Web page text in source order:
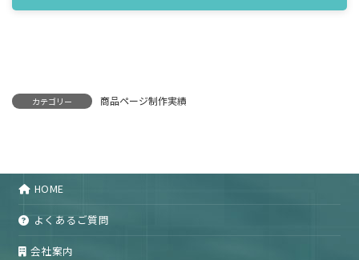
カテゴリー 商品ページ制作実績
HOME
よくあるご質問
会社案内